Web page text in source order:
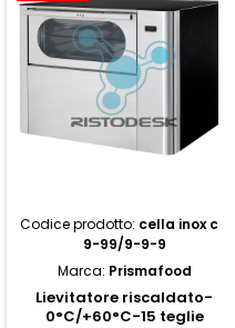
Codice prodotto: cella inox cg
9-99/9-9-9
Marca: Prismafood
Lievitatore riscaldato-
0°C/+60°C-15 teglie